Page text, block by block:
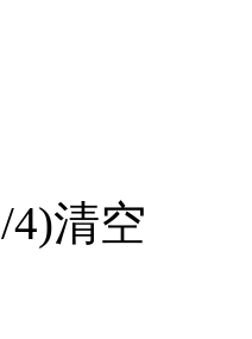
/4)清空